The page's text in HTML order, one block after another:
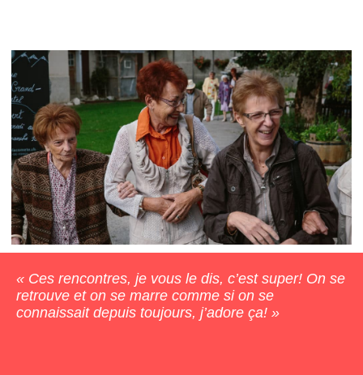
Ces rencontres, je vous le dis, c’est super! On se
retrouve et on se marre comme si on se
connaissait depuis toujours, j’adore ça!